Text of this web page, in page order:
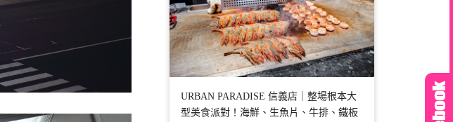
URBAN PARADISE 信義店｜整場根本大
型美食派對！海鮮、生魚片、牛排、鐵板